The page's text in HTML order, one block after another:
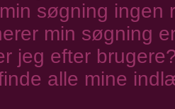
søgning ingen
min søgning
jeg efter
alle mine